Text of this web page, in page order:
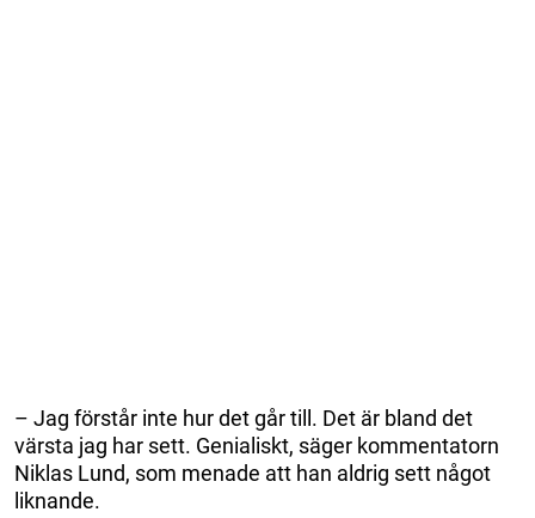
– Jag förstår inte hur det går till. Det är bland det
värsta jag har sett. Genialiskt, säger kommentatorn
Niklas Lund, som menade att han aldrig sett något
liknande.